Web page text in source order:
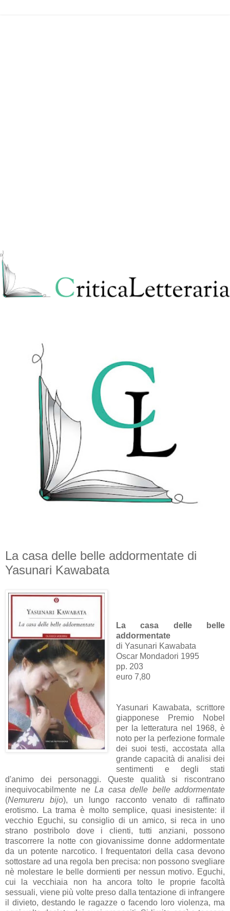
La casa delle belle addormentate di
Yasunari Kawabata
La casa delle belle
addormentate
di Yasunari Kawabata
Oscar Mondadori 1995
pp. 203
euro 7,80
Yasunari Kawabata, scrittore
giapponese Premio Nobel
per la letteratura nel 1968, è
noto per la perfezione formale
dei suoi testi, accostata alla
grande capacità di analisi dei
sentimenti e degli stati
d'animo dei personaggi. Queste qualità si riscontrano
inequivocabilmente ne La casa delle belle addormentate
(Nemureru bijo), un lungo racconto venato di raffinato
erotismo. La trama è molto semplice, quasi inesistente: il
vecchio Eguchi, su consiglio di un amico, si reca in uno
strano postribolo dove i clienti, tutti anziani, possono
trascorrere la notte con giovanissime donne addormentate
da un potente narcotico. I frequentatori della casa devono
sottostare ad una regola ben precisa: non possono svegliare
nè molestare le belle dormienti per nessun motivo. Eguchi,
cui la vecchiaia non ha ancora tolto le proprie facoltà
sessuali, viene più volte preso dalla tentazione di infrangere
il divieto, destando le ragazze o facendo loro violenza, ma